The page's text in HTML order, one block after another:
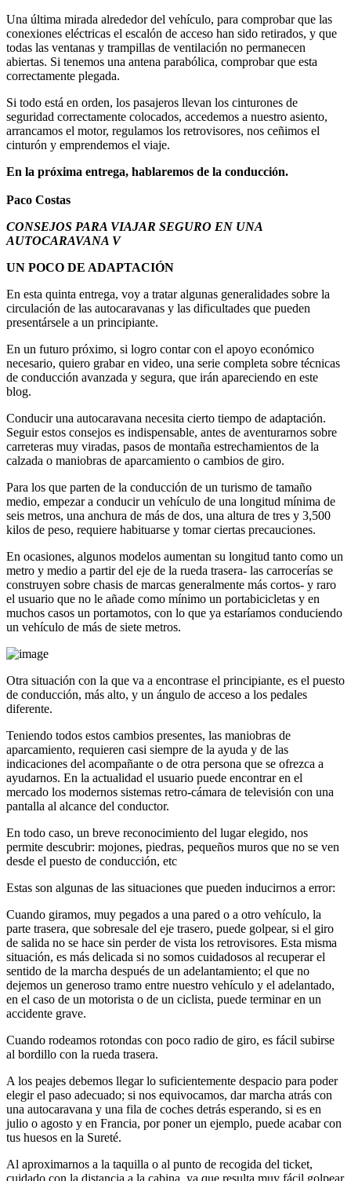
Una última mirada alrededor del vehículo, para comprobar que las
conexiones eléctricas el escalón de acceso han sido retirados, y que
todas las ventanas y trampillas de ventilación no permanecen
abiertas. Si tenemos una antena parabólica, comprobar que esta
correctamente plegada.
Si todo está en orden, los pasajeros llevan los cinturones de
seguridad correctamente colocados, accedemos a nuestro asiento,
arrancamos el motor, regulamos los retrovisores, nos ceñimos el
cinturón y emprendemos el viaje.
En la próxima entrega, hablaremos de la conducción.
Paco Costas
CONSEJOS PARA VIAJAR SEGURO EN UNA
AUTOCARAVANA V
UN POCO DE ADAPTACIÓN
En esta quinta entrega, voy a tratar algunas generalidades sobre la
circulación de las autocaravanas y las dificultades que pueden
presentársele a un principiante.
En un futuro próximo, si logro contar con el apoyo económico
necesario, quiero grabar en video, una serie completa sobre técnicas
de conducción avanzada y segura, que irán apareciendo en este
blog.
Conducir una autocaravana necesita cierto tiempo de adaptación.
Seguir estos consejos es indispensable, antes de aventurarnos sobre
carreteras muy viradas, pasos de montaña estrechamientos de la
calzada o maniobras de aparcamiento o cambios de giro.
Para los que parten de la conducción de un turismo de tamaño
medio, empezar a conducir un vehículo de una longitud mínima de
seis metros, una anchura de más de dos, una altura de tres y 3,500
kilos de peso, requiere habituarse y tomar ciertas precauciones.
En ocasiones, algunos modelos aumentan su longitud tanto como un
metro y medio a partir del eje de la rueda trasera- las carrocerías se
construyen sobre chasis de marcas generalmente más cortos- y raro
el usuario que no le añade como mínimo un portabicicletas y en
muchos casos un portamotos, con lo que ya estaríamos conduciendo
un vehículo de más de siete metros.
Otra situación con la que va a encontrase el principiante, es el puesto
de conducción, más alto, y un ángulo de acceso a los pedales
diferente.
Teniendo todos estos cambios presentes, las maniobras de
aparcamiento, requieren casi siempre de la ayuda y de las
indicaciones del acompañante o de otra persona que se ofrezca a
ayudarnos. En la actualidad el usuario puede encontrar en el
mercado los modernos sistemas retro-cámara de televisión con una
pantalla al alcance del conductor.
En todo caso, un breve reconocimiento del lugar elegido, nos
permite descubrir: mojones, piedras, pequeños muros que no se ven
desde el puesto de conducción, etc
Estas son algunas de las situaciones que pueden inducirnos a error:
Cuando giramos, muy pegados a una pared o a otro vehículo, la
parte trasera, que sobresale del eje trasero, puede golpear, si el giro
de salida no se hace sin perder de vista los retrovisores. Esta misma
situación, es más delicada si no somos cuidadosos al recuperar el
sentido de la marcha después de un adelantamiento; el que no
dejemos un generoso tramo entre nuestro vehículo y el adelantado,
en el caso de un motorista o de un ciclista, puede terminar en un
accidente grave.
Cuando rodeamos rotondas con poco radio de giro, es fácil subirse
al bordillo con la rueda trasera.
A los peajes debemos llegar lo suficientemente despacio para poder
elegir el paso adecuado; si nos equivocamos, dar marcha atrás con
una autocaravana y una fila de coches detrás esperando, si es en
julio o agosto y en Francia, por poner un ejemplo, puede acabar con
tus huesos en la Sureté.
Al aproximarnos a la taquilla o al punto de recogida del ticket,
cuidado con la distancia a la cabina, ya que resulta muy fácil golpear